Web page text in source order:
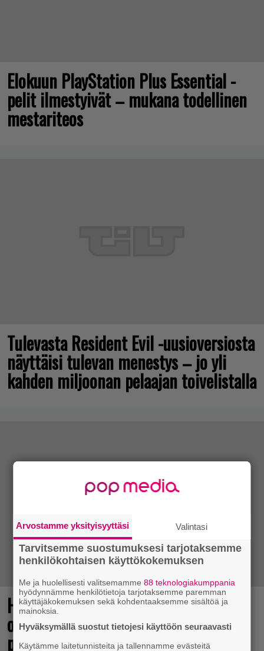
Elokuun PlayStation Plus Essential -
pelit ilmestyivät – mukana todellinen
mestariteos
Tulevasta Resident Evil -uusioversiosta
näyttäisi tulevan menestys – jo yli
kahden miljoonan pelaajan toivelistalla
Huomio, kaikki Grand Theft Auto 6:n
odottajat: Netflixiin tulee pian
pakollista nähtävää
Arvostamme yksityisyyttäsi Valintasi
Tarvitsemme suostumuksesi tarjotaksemme
henkilökohtaisen käyttökokemuksen
Me ja huolellisesti valitsemamme88 teknologiakumppania
hyödynnämme henkilötietoja tarjotaksemme paremman
käyttäjäkokemuksen sekä kohdentaaksemme sisältöä ja
mainoksia.
Hyväksymällä suostut tietojesi käyttöön seuraavasti
Käytämme laitetunnisteita ja tallennamme evästeitä